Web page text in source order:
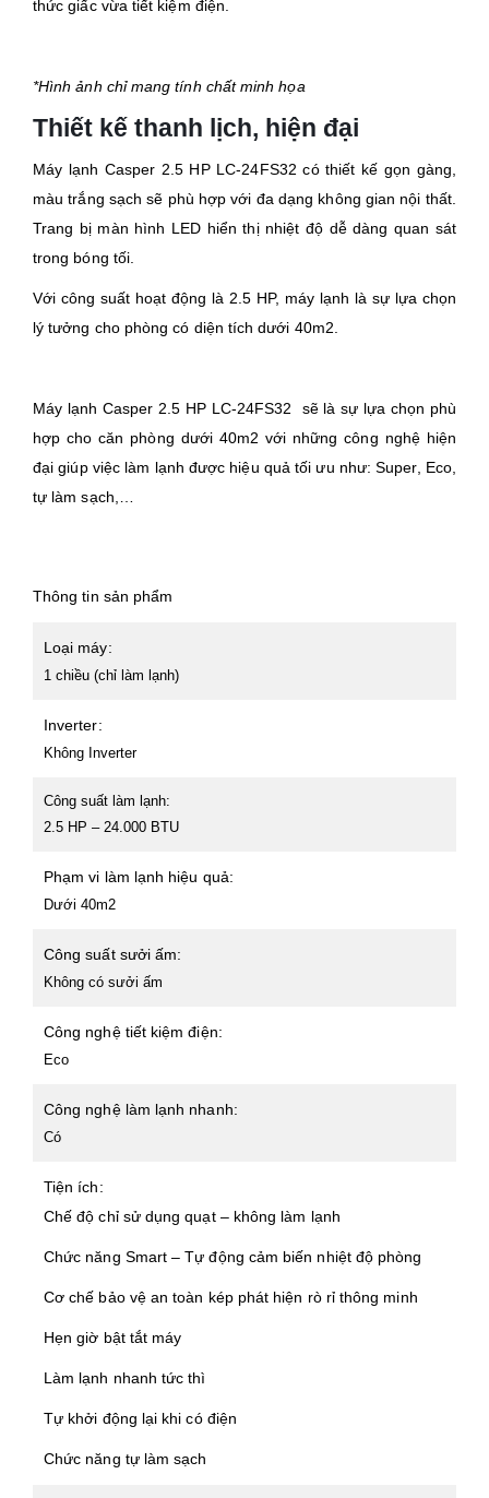
thức giấc vừa tiết kiệm điện.
*Hình ảnh chỉ mang tính chất minh họa
Thiết kế thanh lịch, hiện đại
Máy lạnh Casper 2.5 HP LC-24FS32 có thiết kế gọn gàng,
màu trắng sạch sẽ phù hợp với đa dạng không gian nội thất.
Trang bị màn hình LED hiển thị nhiệt độ dễ dàng quan sát
trong bóng tối.
Với công suất hoạt động là 2.5 HP, máy lạnh là sự lựa chọn
lý tưởng cho phòng có diện tích dưới 40m2.
Máy lạnh Casper 2.5 HP LC-24FS32 sẽ là sự lựa chọn phù
hợp cho căn phòng dưới 40m2 với những công nghệ hiện
đại giúp việc làm lạnh được hiệu quả tối ưu như: Super, Eco,
tự làm sạch,…
Thông tin sản phẩm
Loại máy:
1 chiều (chỉ làm lạnh)
Inverter:
Không Inverter
Công suất làm lạnh:
2.5 HP – 24.000 BTU
Phạm vi làm lạnh hiệu quả:
Dưới 40m2
Công suất sưởi ấm:
Không có sưởi ấm
Công nghệ tiết kiệm điện:
Eco
Công nghệ làm lạnh nhanh:
Có
Tiện ích:
Chế độ chỉ sử dụng quạt – không làm lạnh
Chức năng Smart – Tự động cảm biến nhiệt độ phòng
Cơ chế bảo vệ an toàn kép phát hiện rò rỉ thông minh
Hẹn giờ bật tắt máy
Làm lạnh nhanh tức thì
Tự khởi động lại khi có điện
Chức năng tự làm sạch